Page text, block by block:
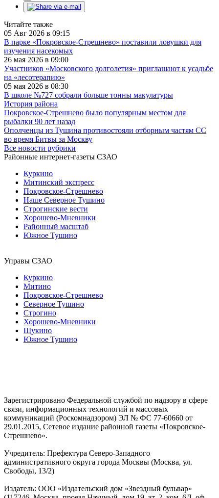
Читайте также
05 Авг 2026 в 09:15
В парке «Покровское-Стрешнево» поставили ловушки для
изучения насекомых
26 мая 2026 в 09:00
Участников «Московского долголетия» приглашают к усадьбе
на «лесотерапию»
05 мая 2026 в 08:30
В школе №727 собрали больше тонны макулатуры
История района
Покровское-Стрешнево было популярным местом для
рыбалки 90 лет назад
Ополченцы из Тушина противостояли отборным частям СС
во время Битвы за Москву
Все новости рубрики
Районные интернет-газеты СЗАО
Куркино
Митинский экспресс
Покровское-Стрешнево
Наше Северное Тушино
Строгинские вести
Хорошево-Мневники
Районный масштаб
Южное Тушино
Управы СЗАО
Куркино
Митино
Покровское-Стрешнево
Северное Тушино
Строгино
Хорошево-Мневники
Щукино
Южное Тушино
Зарегистрировано Федеральной службой по надзору в сфере
связи, информационных технологий и массовых
коммуникаций (Роскомнадзором) ЭЛ № ФС 77-60660 от
29.01.2015, Сетевое издание районной газеты «Покровское-
Стрешнево».
Учредитель: Префектура Северо-Западного
административного округа города Москвы (Москва, ул.
Свободы, 13/2)
Издатель: ООО «Издательский дом «Звездный бульвар»